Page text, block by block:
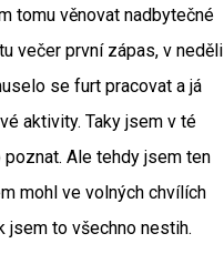
tomu věnovat nadbytečné
večer první zápas, v neděli
se furt pracovat a já
aktivity. Taky jsem v té
Ale tehdy jsem ten
mohl ve volných chvílích
jsem to všechno nestih.